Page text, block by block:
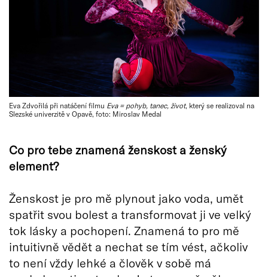
Eva Zdvořilá při natáčení filmu Eva = pohyb, tanec, život, který se realizoval na
Slezské univerzitě v Opavě, foto: Miroslav Medal
Co pro tebe znamená ženskost a ženský
element?
Ženskost je pro mě plynout jako voda, umět
spatřit svou bolest a transformovat ji ve velký
tok lásky a pochopení. Znamená to pro mě
intuitivně vědět a nechat se tím vést, ačkoliv
to není vždy lehké a člověk v sobě má